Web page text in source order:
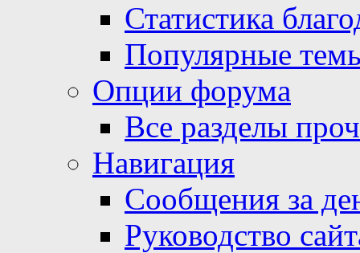
Статистика
Популярные
Опции форума
Все разделы
Навигация
Сообщения за
Руководство